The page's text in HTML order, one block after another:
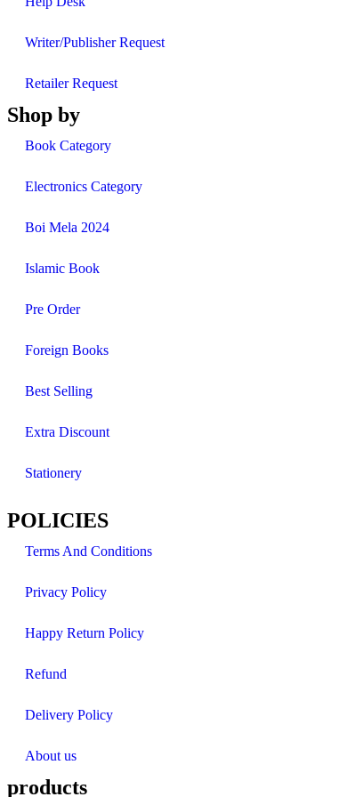
Writer/Publisher Request
Retailer Request
Shop by
Book Category
Electronics Category
Boi Mela 2024
Islamic Book
Pre Order
Foreign Books
Best Selling
Extra Discount
Stationery
POLICIES
Terms And Conditions
Privacy Policy
Happy Return Policy
Refund
Delivery Policy
About us
products